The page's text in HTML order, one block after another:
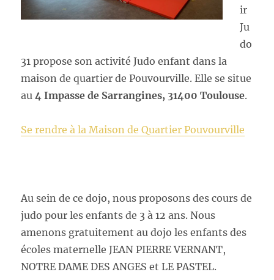
ir
Ju
do
31 propose son activité Judo enfant dans la
maison de quartier de Pouvourville. Elle se situe
au4 Impasse de Sarrangines, 31400 Toulouse.
Se rendre à la Maison de Quartier Pouvourville
Au sein de ce dojo, nous proposons des cours de
judo pour les enfants de 3 à 12 ans. Nous
amenons gratuitement au dojo les enfants des
écoles maternelle JEAN PIERRE VERNANT,
NOTRE DAME DES ANGES et LE PASTEL.